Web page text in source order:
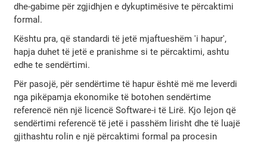
dhe-gabime për zgjidhjen e dykuptimësive te përcaktimi
formal.
Kështu pra, që standardi të jetë mjaftueshëm 'i hapur',
hapja duhet të jetë e pranishme si te përcaktimi, ashtu
edhe te sendërtimi.
Për pasojë, për sendërtime të hapur është më me leverdi
nga pikëpamja ekonomike të botohen sendërtime
referencë nën një licencë Software-i të Lirë. Kjo lejon që
sendërtimi referencë të jetë i passhëm lirisht dhe të luajë
gjithashtu rolin e një përcaktimi formal pa procesin